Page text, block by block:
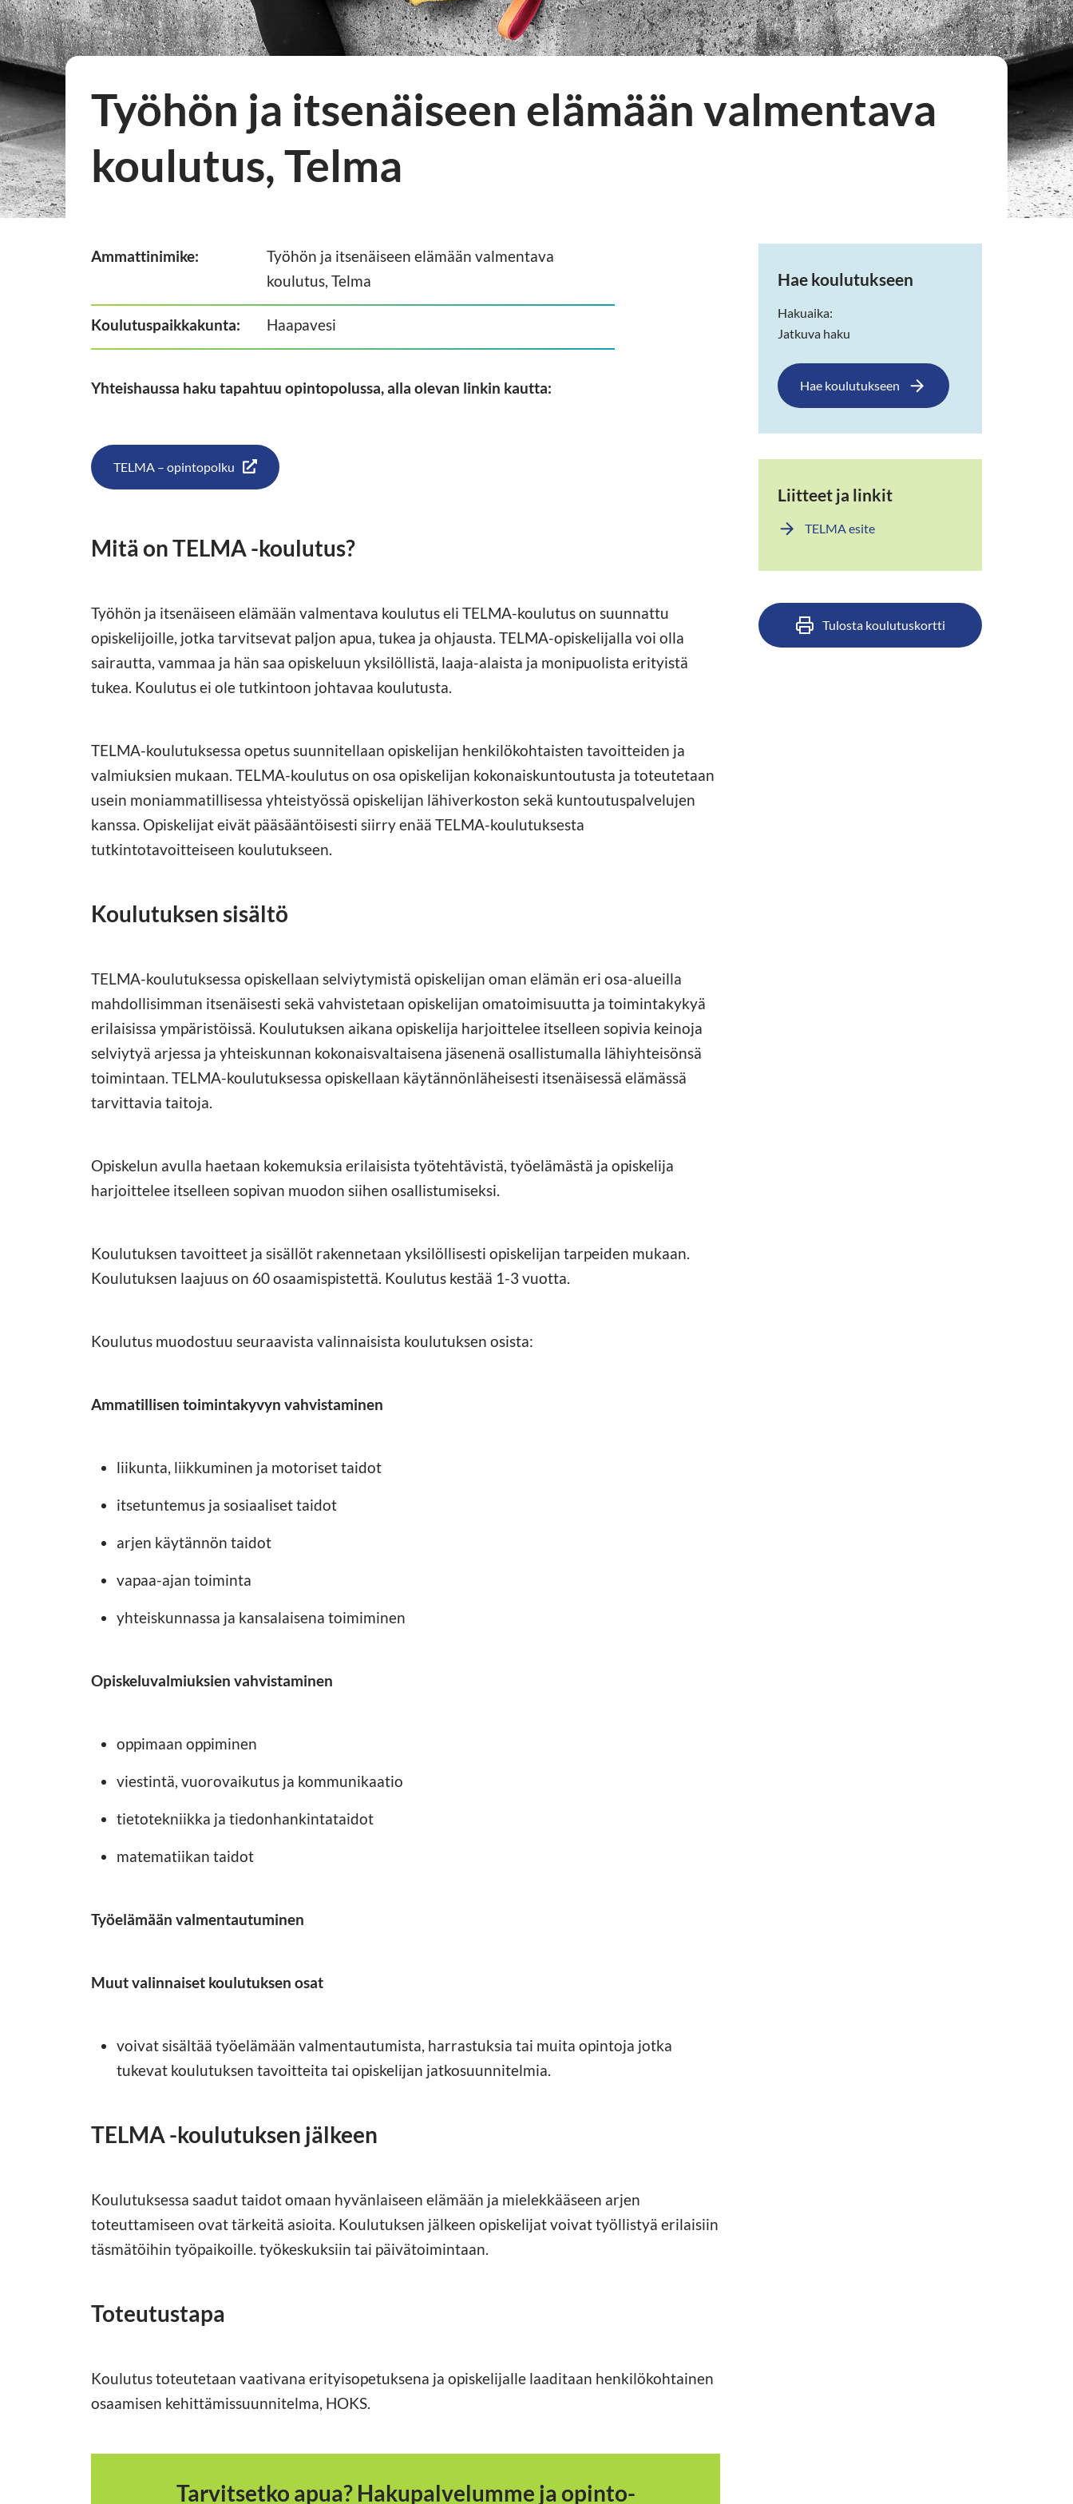
Työhön ja itsenäiseen elämään valmentava
koulutus, Telma
Ammattinimike:
Työhön ja itsenäiseen elämään valmentava
koulutus, Telma
Koulutuspaikkakunta: Haapavesi
Yhteishaussa haku tapahtuu opintopolussa, alla olevan linkin kautta:
TELMA – opintopolku
Mitä on TELMA -koulutus?
Työhön ja itsenäiseen elämään valmentava koulutus eli TELMA-koulutus on suunnattu
opiskelijoille, jotka tarvitsevat paljon apua, tukea ja ohjausta. TELMA-opiskelijalla voi olla
sairautta, vammaa ja hän saa opiskeluun yksilöllistä, laaja-alaista ja monipuolista erityistä
tukea. Koulutus ei ole tutkintoon johtavaa koulutusta.
TELMA-koulutuksessa opetus suunnitellaan opiskelijan henkilökohtaisten tavoitteiden ja
valmiuksien mukaan. TELMA-koulutus on osa opiskelijan kokonaiskuntoutusta ja toteutetaan
usein moniammatillisessa yhteistyössä opiskelijan lähiverkoston sekä kuntoutuspalvelujen
kanssa. Opiskelijat eivät pääsääntöisesti siirry enää TELMA-koulutuksesta
tutkintotavoitteiseen koulutukseen.
Koulutuksen sisältö
TELMA-koulutuksessa opiskellaan selviytymistä opiskelijan oman elämän eri osa-alueilla
mahdollisimman itsenäisesti sekä vahvistetaan opiskelijan omatoimisuutta ja toimintakykyä
erilaisissa ympäristöissä. Koulutuksen aikana opiskelija harjoittelee itselleen sopivia keinoja
selviytyä arjessa ja yhteiskunnan kokonaisvaltaisena jäsenenä osallistumalla lähiyhteisönsä
toimintaan. TELMA-koulutuksessa opiskellaan käytännönläheisesti itsenäisessä elämässä
tarvittavia taitoja.
Opiskelun avulla haetaan kokemuksia erilaisista työtehtävistä, työelämästä ja opiskelija
harjoittelee itselleen sopivan muodon siihen osallistumiseksi.
Koulutuksen tavoitteet ja sisällöt rakennetaan yksilöllisesti opiskelijan tarpeiden mukaan.
Koulutuksen laajuus on 60 osaamispistettä. Koulutus kestää 1-3 vuotta.
Koulutus muodostuu seuraavista valinnaisista koulutuksen osista:
Ammatillisen toimintakyvyn vahvistaminen
liikunta, liikkuminen ja motoriset taidot
itsetuntemus ja sosiaaliset taidot
arjen käytännön taidot
vapaa-ajan toiminta
yhteiskunnassa ja kansalaisena toimiminen
Opiskeluvalmiuksien vahvistaminen
oppimaan oppiminen
viestintä, vuorovaikutus ja kommunikaatio
tietotekniikka ja tiedonhankintataidot
matematiikan taidot
Työelämään valmentautuminen
Muut valinnaiset koulutuksen osat
voivat sisältää työelämään valmentautumista, harrastuksia tai muita opintoja jotka
tukevat koulutuksen tavoitteita tai opiskelijan jatkosuunnitelmia.
TELMA -koulutuksen jälkeen
Koulutuksessa saadut taidot omaan hyvänlaiseen elämään ja mielekkääseen arjen
toteuttamiseen ovat tärkeitä asioita. Koulutuksen jälkeen opiskelijat voivat työllistyä erilaisiin
täsmätöihin työpaikoille. työkeskuksiin tai päivätoimintaan.
Toteutustapa
Koulutus toteutetaan vaativana erityisopetuksena ja opiskelijalle laaditaan henkilökohtainen
osaamisen kehittämissuunnitelma, HOKS.
Tarvitsetko apua? Hakupalvelumme ja opinto-
Hae koulutukseen
Hakuaika:
Jatkuva haku
Hae koulutukseen
Liitteet ja linkit
TELMA esite
Tulosta koulutuskortti